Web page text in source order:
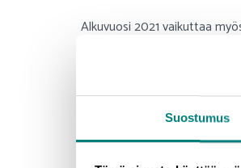
Suostumus
Alkuvuosi 2021 vaikuttaa
Vuoden 2021
lähteneet Eurajoki, Huittinen,
Kokemäki, Pori ja Ulvila,